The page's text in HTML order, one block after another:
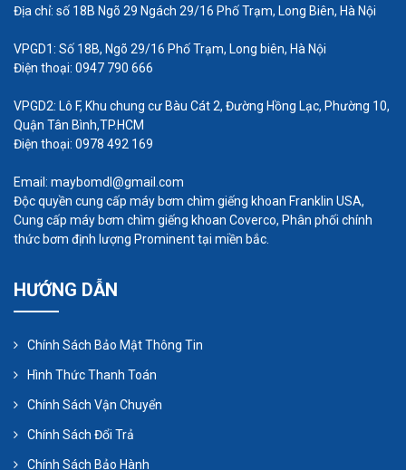
Máy bơm chìm thường hoạt động trên các phạm
vi sau:
28000 lpm
0,4 đến 6 Bar
Mã lực nằm trong khoảng từ 1 đến 250 mã
lực
Địa chỉ: số 18B Ngõ 29 Ngách 29/16 Phố Trạm, Long Biên, Hà Nội
VPGD1: Số 18B, Ngõ 29/16 Phố Trạm, Long biên, Hà Nội
Điện thoại: 0947 790 666
VPGD2: Lô F, Khu chung cư Bàu Cát 2, Đường Hồng Lạc, Phường 10,
Quận Tân Bình,TP.HCM
Điện thoại: 0978 492 169
Email: maybomdl@gmail.com
Độc quyền cung cấp máy bơm chìm giếng khoan Franklin USA,
Cung cấp máy bơm chìm giếng khoan Coverco, Phân phối chính
thức bơm định lượng Prominent tại miền bắc.
HƯỚNG DẪN
Chính Sách Bảo Mật Thông Tin
Hình Thức Thanh Toán
Chính Sách Vận Chuyển
Chính Sách Đổi Trả
Chính Sách Bảo Hành